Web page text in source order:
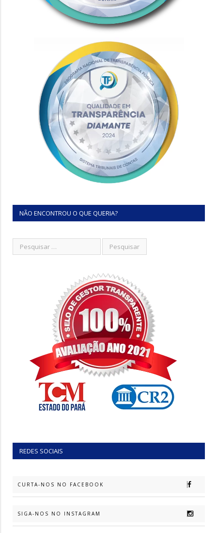
NÃO ENCONTROU O QUE QUERIA?
REDES SOCIAIS
CURTA-NOS NO FACEBOOK
SIGA-NOS NO INSTAGRAM